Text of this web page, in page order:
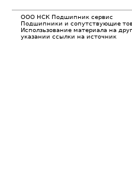
ООО НСК Подшипник сервис
Подшипники и сопутствующие
Исползьзование материала на
указании ссылки на источник